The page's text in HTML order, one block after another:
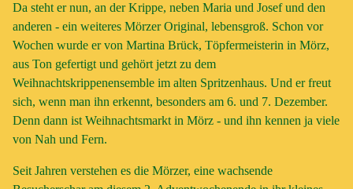
Da steht er nun, an der Krippe, neben Maria und Josef und den
anderen - ein weiteres Mörzer Original, lebensgroß. Schon vor
Wochen wurde er von Martina Brück, Töpfermeisterin in Mörz,
aus Ton gefertigt und gehört jetzt zu dem
Weihnachtskrippenensemble im alten Spritzenhaus. Und er freut
sich, wenn man ihn erkennt, besonders am 6. und 7. Dezember.
Denn dann ist Weihnachtsmarkt in Mörz - und ihn kennen ja viele
von Nah und Fern.
Seit Jahren verstehen es die Mörzer, eine wachsende